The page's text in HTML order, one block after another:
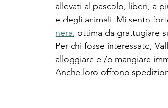
allevati al pascolo, liberi, a
e degli animali. Mi sento
nera, ottima da grattugiare
Per chi fosse interessato,
alloggiare e /o mangiare
Anche loro offrono